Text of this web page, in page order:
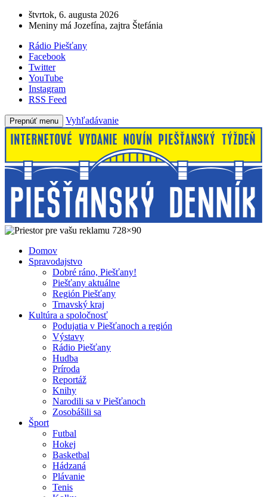
štvrtok, 6. augusta 2026
Meniny má Jozefína, zajtra Štefánia
Rádio Piešťany
Facebook
Twitter
YouTube
Instagram
RSS Feed
Prepnúť menu Vyhľadávanie
Domov
Spravodajstvo
Dobré ráno, Piešťany!
Piešťany aktuálne
Región Piešťany
Trnavský kraj
Kultúra a spoločnosť
Podujatia v Piešťanoch a región
Výstavy
Rádio Piešťany
Hudba
Príroda
Reportáž
Knihy
Narodili sa v Piešťanoch
Zosobášili sa
Šport
Futbal
Hokej
Basketbal
Hádzaná
Plávanie
Tenis